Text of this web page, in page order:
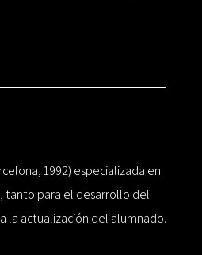
1992) especializada en
tanto para el desarrollo del
la actualización del alumnado.